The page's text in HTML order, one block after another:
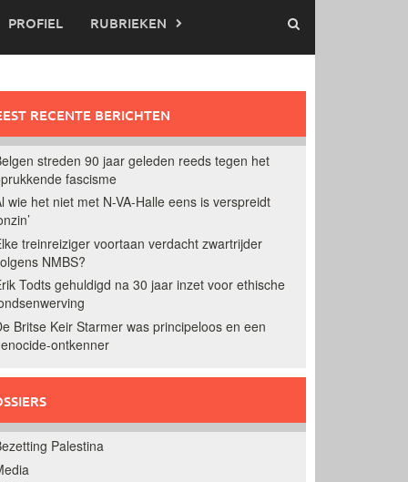
PROFIEL RUBRIEKEN
RECENTE BERICHTEN
streden 90 jaar geleden reeds tegen het
fascisme
wie het niet met N-VA-Halle eens is verspreidt
treinreiziger voortaan verdacht zwartrijder
NMBS?
Todts gehuldigd na 30 jaar inzet voor ethische
Britse Keir Starmer was principeloos en een
ontkenner
Palestina